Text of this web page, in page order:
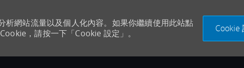
網站流量以及個人化內容。如果你繼續使用此站點
，請按一下「Cookie 設定」。
Cookie